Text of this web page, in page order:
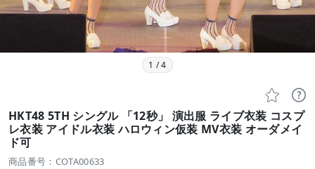
1 /4
 
HKT48 5TH シングル 「12秒」 演出服 ライブ衣装 コスプ
レ衣装 アイドル衣装 ハロウィン仮装 MV衣装 オーダメイ
ド可
商品番号：COTA00633